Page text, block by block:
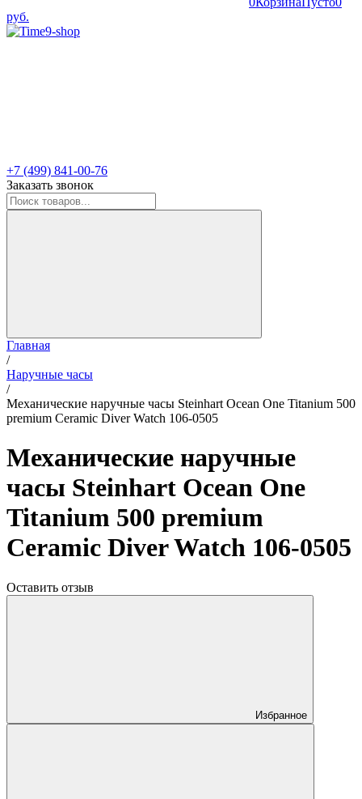
руб.
+7 (499) 841-00-76
Заказать звонок
Главная
/
Наручные часы
/
Механические наручные часы Steinhart Ocean One Titanium 500
premium Ceramic Diver Watch 106-0505
Механические наручные
часы Steinhart Ocean One
Titanium 500 premium
Ceramic Diver Watch 106-0505
Оставить отзыв
Избранное